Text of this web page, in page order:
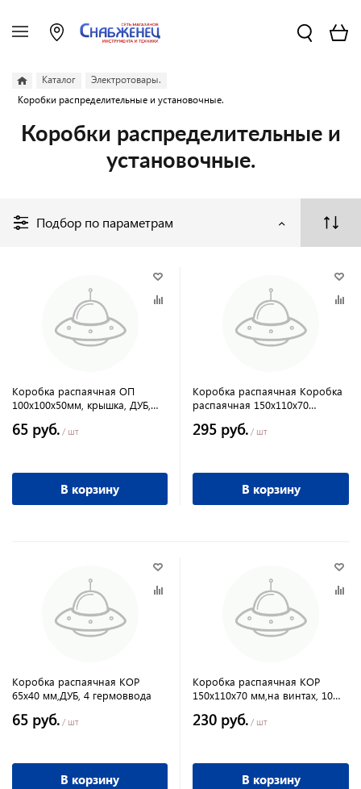
Каталог
Электротовары.
Коробки распределительные и установочные.
Коробки распределительные и
установочные.
Подбор по параметрам
Коробка распаячная ОП
100х100х50мм, крышка, ДУБ,
65 руб. / шт
В корзину
Коробка распаячная Коробка
распаячная 150х110х70
мембранами NSS-DB-150-110-
295 руб. / шт
В корзину
Коробка распаячная КОР
65х40 мм,ДУБ, 4 гермоввода
65 руб. / шт
В корзину
Коробка распаячная КОР
150х110х70 мм,на винтах, 10
230 руб. / шт
В корзину